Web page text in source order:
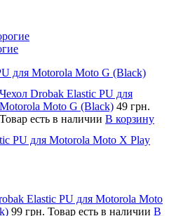
для Motorola Moto G (Black)
Чехол Drobak Elastic PU для
Motorola Moto G (Black) 49 грн.
Товар есть в наличии В корзину
PU для Motorola Moto X Play
Elastic PU для Motorola Moto
99 грн. Товар есть в наличии В